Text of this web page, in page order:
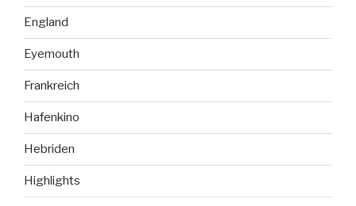
England
Eyemouth
Frankreich
Hafenkino
Hebriden
Highlights